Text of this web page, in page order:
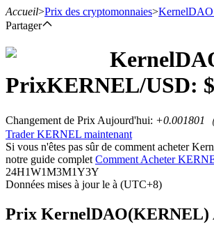
Contrats à terme
Futures USDT
Accueil>Prix des cryptomonnaies>KernelDAO
Partager
PrixKERNEL/USD: $
Changement de Prix Aujourd'hui: +0.001801
Trader KERNEL maintenant
Si vous n'êtes pas sûr de comment acheter
notre guide complet Comment Acheter
24H1W1M3M1Y3Y
Données mises à jour le à (UTC+8)
Prix